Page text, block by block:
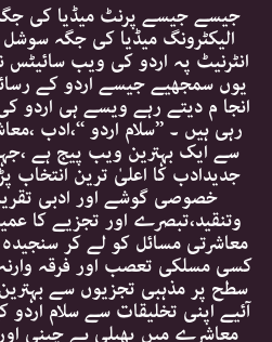
جیسے جیسے پرنٹ میڈیا کی جگہ
الیکٹرونگ میڈیا کی جگہ
انٹرنیٹ پہ اردو کی ویب
یوں سمجھیے جیسے اردو کے
انجا م دیتے رہے ویسے ہی
رہی ہیں ۔ ’’سلام اردو ‘‘،ادب
سے ایک بہترین ویب پیج ہے
جدیدادب کا اعلیٰ ترین انتخاب
خصوصی گوشے اور ادبی
وتنقید،تبصرے اور تجزیے کا
معاشرتی مسائل کو لے کر
کسی مسلکی تعصب اور فرقہ
سطح پر مذہبی تجزیوں سے
آئیے اپنی تخلیقات سے سلام
معاشرے میں پھیلی بے چینی